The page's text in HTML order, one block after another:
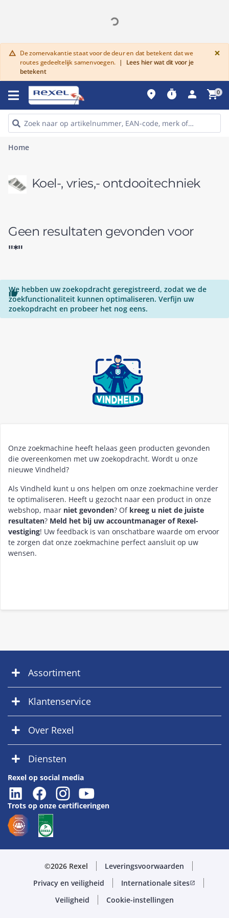
warning De zomervakantie staat voor de deur en dat betekent dat we
routes gedeeltelijk samenvoegen. |
Lees hier wat dit voor je
betekent
×
place timer person shopping_cart0
Home
Koel-, vries,- ontdooitechniek
Geen resultaten gevonden voor
"*"

We hebben uw zoekopdracht geregistreerd, zodat we de
zoekfunctionaliteit kunnen optimaliseren. Verfijn uw
zoekopdracht en probeer het nog eens.
Onze zoekmachine heeft helaas geen producten gevonden
die overeenkomen met uw zoekopdracht. Wordt u onze
nieuwe Vindheld?
Als Vindheld kunt u ons helpen om onze zoekmachine verder
te optimaliseren. Heeft u gezocht naar een product in onze
webshop, maar niet gevonden? Of kreeg u niet de juiste
resultaten? Meld het bij uw accountmanager of Rexel-
vestiging! Uw feedback is van onschatbare waarde om ervoor
te zorgen dat onze zoekmachine perfect aansluit op uw
wensen.
Assortiment
Klantenservice
Over Rexel
Diensten
Rexel op social media
Trots op onze certificeringen
©2026 Rexel
Leveringsvoorwaarden
Privacy en veiligheid
Internationale sitesopen_in_new
Veiligheid Cookie-instellingen